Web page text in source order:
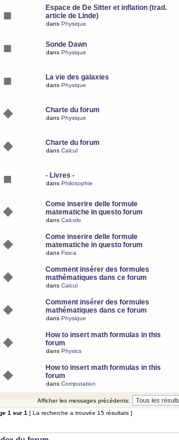
Espace de De Sitter et inflation (trad.
article de Linde)
dans Physique
Sonde Dawn
dans Physique
La vie des galaxies
dans Physique
Charte du forum
dans Physique
Charte du forum
dans Calcul
- Livres -
dans Philosophie
Come inserire delle formule
matematiche in questo forum
dans Calcolo
Come inserire delle formule
matematiche in questo forum
dans Fisica
Comment insérer des formules
mathématiques dans ce forum
dans Calcul
Comment insérer des formules
mathématiques dans ce forum
dans Physique
How to insert math formulas in this
forum
dans Physics
How to insert math formulas in this
forum
dans Computation
Afficher les messages précédents:
1 sur 1 [ La recherche a trouvée 15 résultats ]